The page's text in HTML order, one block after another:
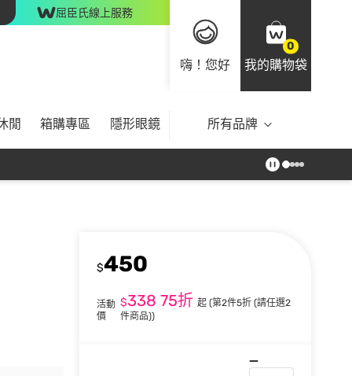
屈臣氏線上服務
嗨！您好
0
我的購物袋
閒 箱購專區 隱形眼鏡 所有品牌
$450
活動
價
$338 75折起(第2件5折 (請任選2
件商品))